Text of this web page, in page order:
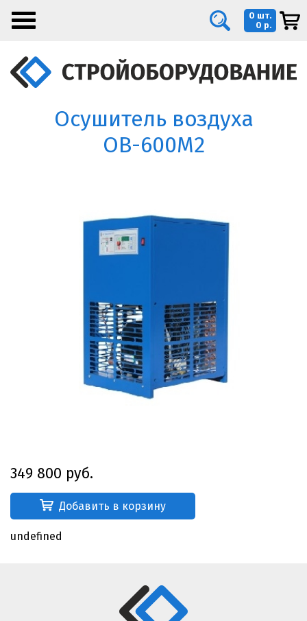
0 шт.
0 р.
Осушитель воздуха
ОВ-600М2
349 800 руб.
Добавить в корзину
undefined